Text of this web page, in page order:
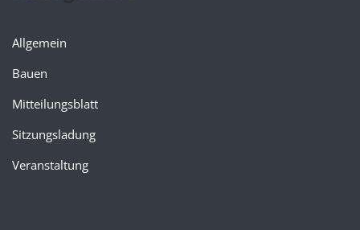
Allgemein
Bauen
Mitteilungsblatt
Sitzungsladung
Veranstaltung